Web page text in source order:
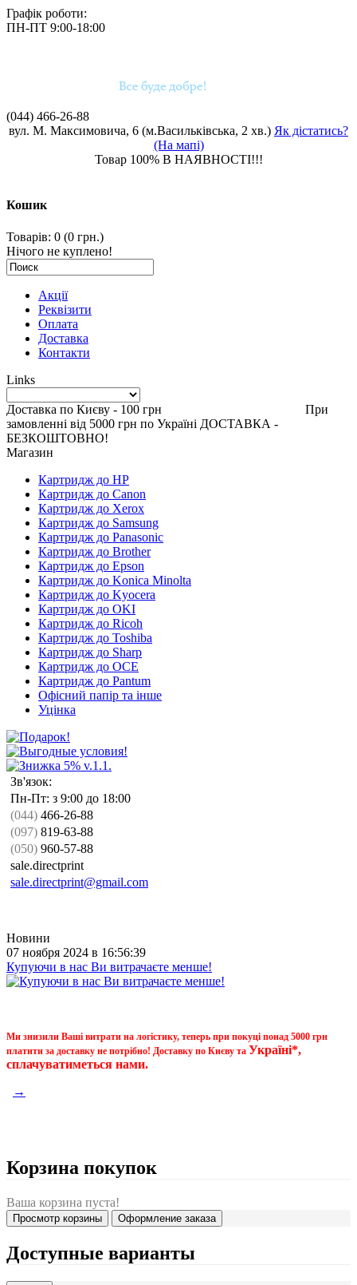
Графік роботи:
ПН-ПТ 9:00-18:00
(044) 466-26-88
вул. М. Максимовича, 6 (м.Васильківська, 2 хв.) Як дістатись?
(На мапі)
Товар 100% В НАЯВНОСТІ!!!
Кошик
Товарів: 0 (0 грн.)
Нічого не куплено!
Акції
Реквізити
Оплата
Доставка
Контакти
Links
Доставка по Києву - 100 грн При
замовленні від 5000 грн по Україні ДОСТАВКА -
БЕЗКОШТОВНО!
Магазин
Картридж до HP
Картридж до Canon
Картридж до Xerox
Картридж до Samsung
Картридж до Panasonic
Картридж до Brother
Картридж до Epson
Картридж до Konica Minolta
Картридж до Kyocera
Картридж до OKI
Картридж до Ricoh
Картридж до Toshiba
Картридж до Sharp
Картридж до OCE
Картридж до Pantum
Офісний папір та інше
Уцінка
Зв'язок:
Пн-Пт: з 9:00 до 18:00
(044) 466-26-88
(097) 819-63-88
(050) 960-57-88
sale.directprint
sale.directprint@gmail.com
Новини
07 ноября 2024 в 16:56:39
Купуючи в нас Ви витрачаєте менше!
Ми знизили Ваші витрати на логістику, теперь при покуці понад 5000 грн
платити за доставку не потрібно! Доставку по Києву та Україні*,
сплачуватиметься нами.
→
Корзина покупок
Ваша корзина пуста!
Просмотр корзины Оформление заказа
Доступные варианты